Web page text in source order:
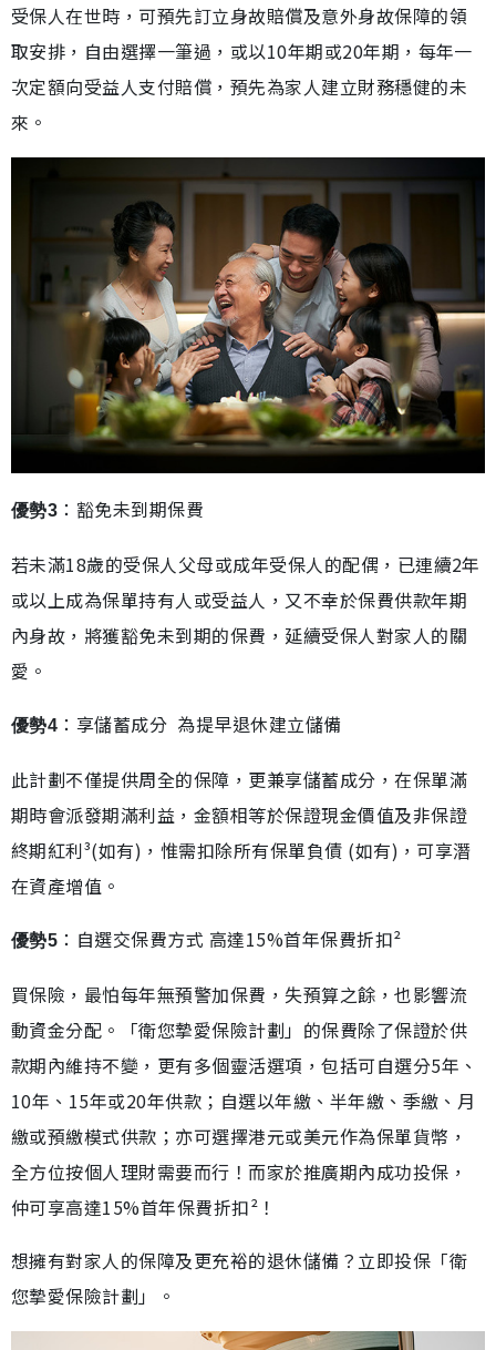
受保人在世時，可預先訂立身故賠償及意外身故保障的領
取安排，自由選擇一筆過，或以10年期或20年期，每年一
次定額向受益人支付賠償，預先為家人建立財務穩健的未
來。
優勢3 ：豁免未到期保費
若未滿18歲的受保人父母或成年受保人的配偶，已連續2年
或以上成為保單持有人或受益人，又不幸於保費供款年期
內身故，將獲豁免未到期的保費，延續受保人對家人的關
愛。
優勢4 ：享儲蓄成分 為提早退休建立儲備
此計劃不僅提供周全的保障，更兼享儲蓄成分，在保單滿
期時會派發期滿利益，金額相等於保證現金價值及非保證
終期紅利³(如有)，惟需扣除所有保單負債 (如有)，可享潛
在資產增值。
優勢5 ：自選交保費方式 高達15%首年保費折扣²
買保險，最怕每年無預警加保費，失預算之餘，也影響流
動資金分配。「衛您摯愛保險計劃」的保費除了保證於供
款期內維持不變，更有多個靈活選項，包括可自選分5年、
10年、15年或20年供款；自選以年繳、半年繳、季繳、月
繳或預繳模式供款；亦可選擇港元或美元作為保單貨幣，
全方位按個人理財需要而行！而家於推廣期內成功投保，
仲可享高達15%首年保費折扣²！
想擁有對家人的保障及更充裕的退休儲備？立即投保「衛
您摯愛保險計劃」。